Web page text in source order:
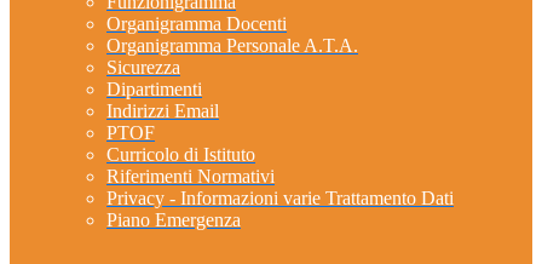
Organigramma Docenti
Organigramma Personale A.T.A.
Sicurezza
Dipartimenti
Indirizzi Email
PTOF
Curricolo di Istituto
Riferimenti Normativi
Privacy - Informazioni varie Trattamento Dati
Piano Emergenza